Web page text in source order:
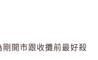
開市跟收攤前最好殺